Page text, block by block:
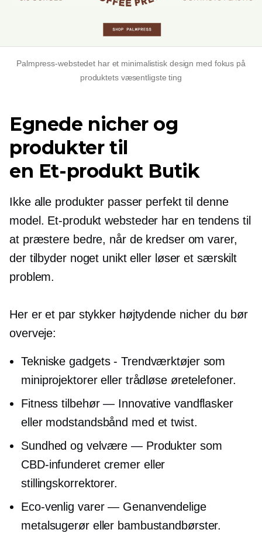
Palmpress-webstedet har et minimalistisk design med fokus på
produktets væsentligste ting
Egnede nicher og
produkter til
en Et-produktButik
Ikke alle produkter passer perfekt til denne
model. Et-produkt websteder har en tendens til
at præstere bedre, når de kredser om varer,
der tilbyder noget unikt eller løser et særskilt
problem.
Her er et par stykker højtydendenicher du bør
overveje:
Tekniske gadgets - Trendværktøjer som
miniprojektorer eller trådløse øretelefoner.
Fitness tilbehør — Innovative vandflasker
eller modstandsbånd med et twist.
Sundhed og velvære — Produkter som
CBD-infunderetcremer eller
stillingskorrektorer.
Eco-venlig varer — Genanvendelige
metalsugerør eller bambustandbørster.